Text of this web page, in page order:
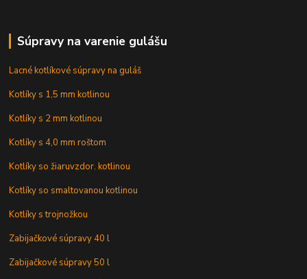
Súpravy na varenie gulášu
Lacné kotlíkové súpravy na guláš
Kotlíky s 1,5 mm kotlinou
Kotlíky s 2 mm kotlinou
Kotlíky s 4,0 mm roštom
Kotlíky so žiaruvzdor. kotlinou
Kotlíky so smaltovanou kotlinou
Kotlíky s trojnožkou
Zabijačkové súpravy 40 l
Zabijačkové súpravy 50 l